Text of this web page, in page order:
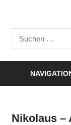
Turnverein
"Frisch
Suchen
nach:
Nikolaus –